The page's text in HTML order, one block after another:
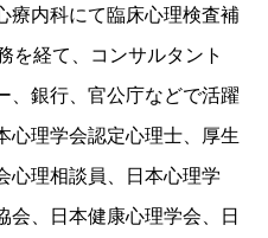
療内科にて臨床心理検査補
を経て、コンサルタント
、銀行、官公庁などで活躍
心理学会認定心理士、厚生
心理相談員、日本心理学
会、日本健康心理学会、日